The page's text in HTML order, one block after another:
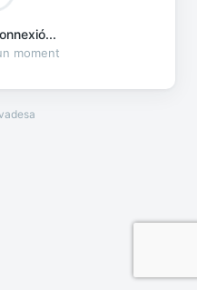
moment